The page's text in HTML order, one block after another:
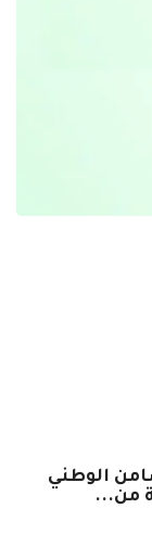
الوطني
من...